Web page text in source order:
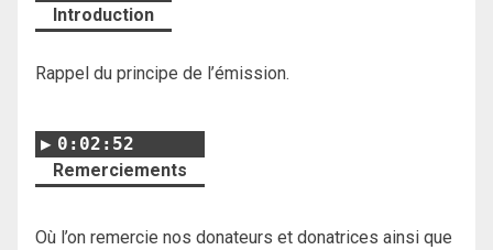
Introduction
Rappel du principe de l’émission.
0:02:52
Remerciements
Où l’on remercie nos donateurs et donatrices ainsi que